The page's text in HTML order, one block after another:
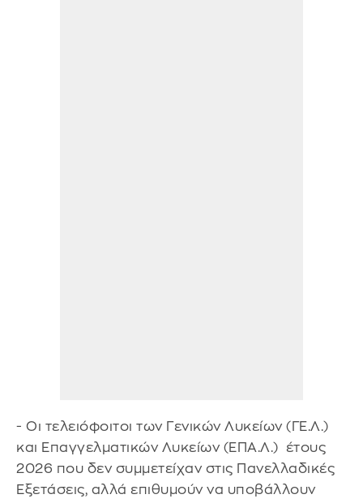
- Οι τελειόφοιτοι των Γενικών Λυκείων (ΓΕ.Λ.)
και Επαγγελματικών Λυκείων (ΕΠΑ.Λ.) έτους
2026 που δεν συμμετείχαν στις Πανελλαδικές
Εξετάσεις, αλλά επιθυμούν να υποβάλλουν